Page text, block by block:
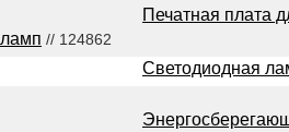
Печатная плата
ламп // 124862
Светодиодная